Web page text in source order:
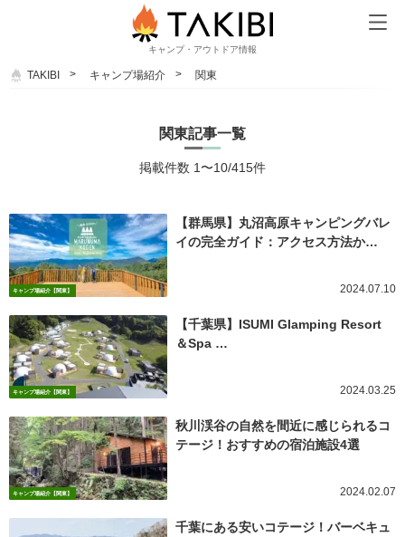
キャンプ・アウトドア情報
TAKIBI キャンプ場紹介 関東
関東記事一覧
掲載件数 1〜10/415件
キャンプ場紹介【関東】
【群馬県】丸沼高原キャンピングバレ
イの完全ガイド：アクセス方法か…
2024.07.10
キャンプ場紹介【関東】
【千葉県】ISUMI Glamping Resort
＆Spa …
2024.03.25
キャンプ場紹介【関東】
秋川渓谷の自然を間近に感じられるコ
テージ！おすすめの宿泊施設4選
2024.02.07
千葉にある安いコテージ！バーベキュ